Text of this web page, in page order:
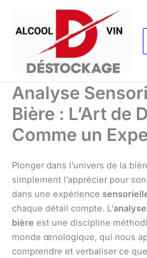
contenu
Analyse
Bière : L’Art de
Comme un
Plonger dans l’univers de la
simplement l’apprécier pour
dans une expérience
chaque détail compte. L’
bière est une discipline
monde œnologique, qui nous
comprendre et verbaliser ce